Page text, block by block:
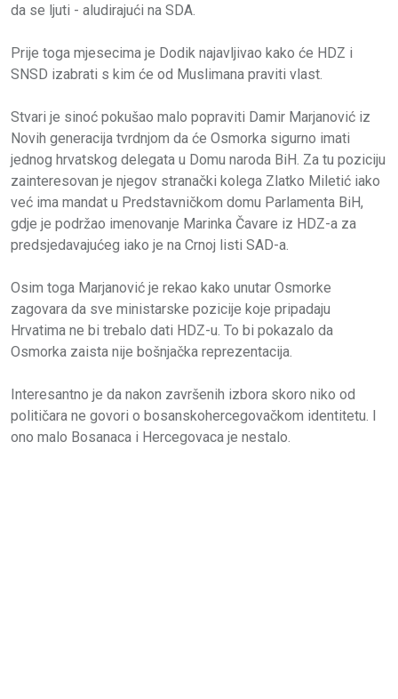
da se ljuti - aludirajući na SDA.
Prije toga mjesecima je Dodik najavljivao kako će HDZ i
SNSD izabrati s kim će od Muslimana praviti vlast.
Stvari je sinoć pokušao malo popraviti Damir Marjanović iz
Novih generacija tvrdnjom da će Osmorka sigurno imati
jednog hrvatskog delegata u Domu naroda BiH. Za tu poziciju
zainteresovan je njegov stranački kolega Zlatko Miletić iako
već ima mandat u Predstavničkom domu Parlamenta BiH,
gdje je podržao imenovanje Marinka Čavare iz HDZ-a za
predsjedavajućeg iako je na Crnoj listi SAD-a.
Osim toga Marjanović je rekao kako unutar Osmorke
zagovara da sve ministarske pozicije koje pripadaju
Hrvatima ne bi trebalo dati HDZ-u. To bi pokazalo da
Osmorka zaista nije bošnjačka reprezentacija.
Interesantno je da nakon završenih izbora skoro niko od
političara ne govori o bosanskohercegovačkom identitetu. I
ono malo Bosanaca i Hercegovaca je nestalo.